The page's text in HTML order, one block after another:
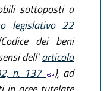
sottoposti a
legislativo 22
dei beni
dell’articolo
n. 137
), ad